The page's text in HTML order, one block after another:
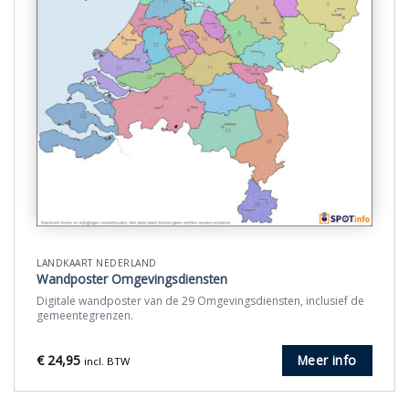
LANDKAART NEDERLAND
Wandposter Omgevingsdiensten
Digitale wandposter van de 29 Omgevingsdiensten, inclusief de
gemeentegrenzen.
€24,95 incl. BTW Meer info